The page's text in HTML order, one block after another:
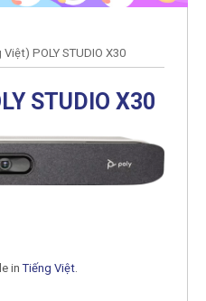
Việt) POLY STUDIO X30
STUDIO X30
inTiếng Việt.